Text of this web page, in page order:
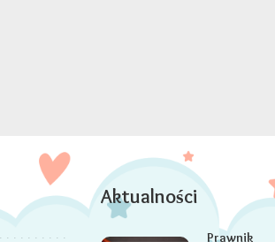
Aktualności
Prawnik